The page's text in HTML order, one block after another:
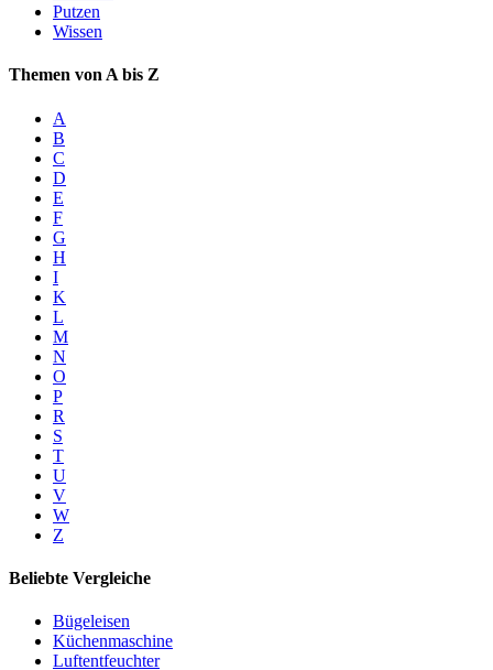
Putzen
Wissen
Themen von A bis Z
A
B
C
D
E
F
G
H
I
K
L
M
N
O
P
R
S
T
U
V
W
Z
Beliebte Vergleiche
Bügeleisen
Küchenmaschine
Luftentfeuchter